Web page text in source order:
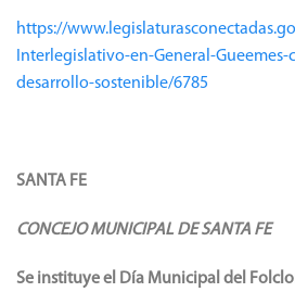
https://
Interlegislativo-en-General-
desarrollo-sostenible/6785
SANTA FE
CONCEJO MUNICIPAL DE SANTA FE
Se instituye el Día Municipal del